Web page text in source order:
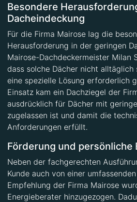
Dacheindeckung
Für die Firma Mairose lag die
Herausforderung in der geringen
Mairose-Dachdeckermeister Milan
dass solche Dächer nicht alltäglich
eine spezielle Lösung erforderlich
Einsatz kam ein Dachziegel der
ausdrücklich für Dächer mit
zugelassen ist und damit die
Anforderungen erfüllt.
Förderung und persönliche
Neben der fachgerechten
Kunde auch von einer
Empfehlung der Firma Mairose
Energieberater hinzugezogen.
Förderung beantragt werden, die